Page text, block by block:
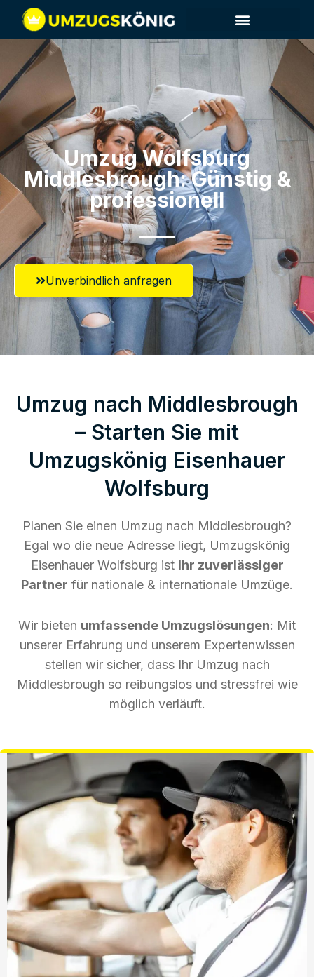
Umzug Wolfsburg​
Middlesbrough: Günstig &
professionell​
Unverbindlich anfragen
Umzug nach Middlesbrough
– Starten Sie mit
Umzugskönig Eisenhauer
Wolfsburg
Planen Sie einen Umzug nach Middlesbrough?
Egal wo die neue Adresse liegt, Umzugskönig
Eisenhauer Wolfsburg ist Ihr zuverlässiger
Partner für nationale & internationale Umzüge.
Wir bieten umfassende Umzugslösungen: Mit
unserer Erfahrung und unserem Expertenwissen
stellen wir sicher, dass Ihr Umzug nach
Middlesbrough so reibungslos und stressfrei wie
möglich verläuft.